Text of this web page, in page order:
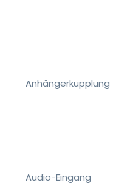
Anhängerkupplung
Audio-Eingang